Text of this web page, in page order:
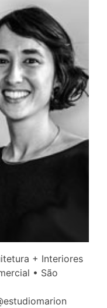
+ Interiores
• São